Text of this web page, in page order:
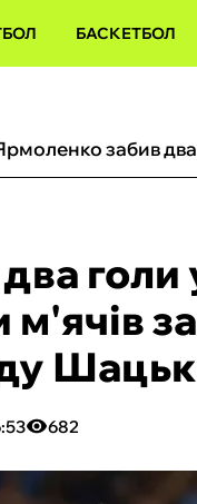
БАСКЕТБОЛ
голи
м'ячів
682